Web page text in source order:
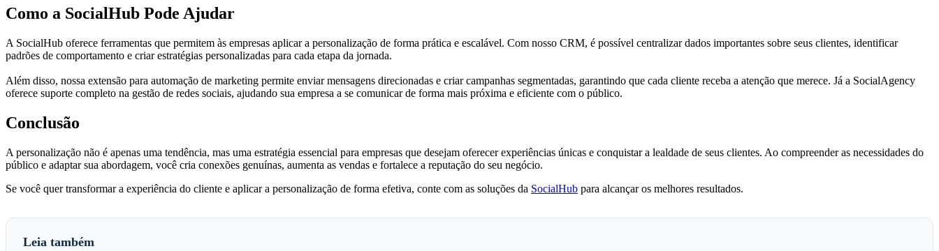
Como a SocialHub Pode Ajudar
A SocialHub oferece ferramentas que permitem às empresas aplicar a personalização de forma prática e escalável. Com nosso CRM, é possível centralizar dados importantes sobre seus clientes, identificar
padrões de comportamento e criar estratégias personalizadas para cada etapa da jornada.
Além disso, nossa extensão para automação de marketing permite enviar mensagens direcionadas e criar campanhas segmentadas, garantindo que cada cliente receba a atenção que merece. Já a SocialAgency
oferece suporte completo na gestão de redes sociais, ajudando sua empresa a se comunicar de forma mais próxima e eficiente com o público.
Conclusão
A personalização não é apenas uma tendência, mas uma estratégia essencial para empresas que desejam oferecer experiências únicas e conquistar a lealdade de seus clientes. Ao compreender as necessidades do
público e adaptar sua abordagem, você cria conexões genuínas, aumenta as vendas e fortalece a reputação do seu negócio.
Se você quer transformar a experiência do cliente e aplicar a personalização de forma efetiva, conte com as soluções da SocialHub para alcançar os melhores resultados.
Leia também